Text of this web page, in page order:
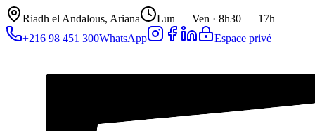
Riadh el Andalous, Ariana Lun — Ven · 8h30 — 17h
+216 98 451 300WhatsApp Espace privé